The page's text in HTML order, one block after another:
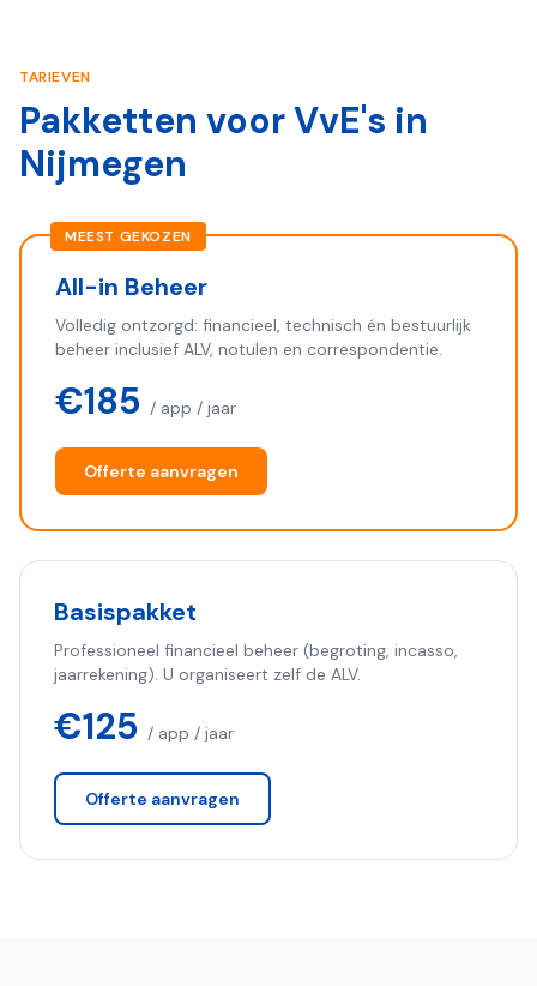
TARIEVEN
Pakketten voor VvE's in
Nijmegen
MEEST GEKOZEN
All-in Beheer
Volledig ontzorgd: financieel, technisch én bestuurlijk
beheer inclusief ALV, notulen en correspondentie.
€185 / app / jaar
Offerte aanvragen
Basispakket
Professioneel financieel beheer (begroting, incasso,
jaarrekening). U organiseert zelf de ALV.
€125 / app / jaar
Offerte aanvragen